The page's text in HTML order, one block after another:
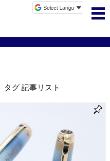
タグ 記事リスト